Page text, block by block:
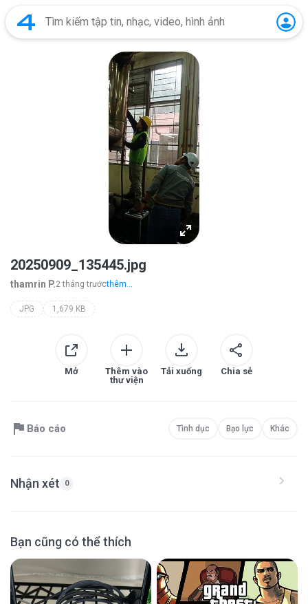
20250909_135445.jpg
thamrin P.2 tháng trướcthêm...
JPG 1,679 KB
Mở
Thêm vào
thư viện
Tải xuống Chia sẻ
Báo cáo Tình dục Bạo lực Khác
Nhận xét 0
Bạn cũng có thể thích